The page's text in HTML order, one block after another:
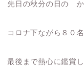
先日の秋分の日の
コロナ下ながら８０
最後まで熱心に鑑賞